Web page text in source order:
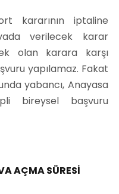
kararının iptaline
verilecek karar
olan karara karşı
yapılamaz. Fakat
yabancı, Anayasa
bireysel başvuru
AÇMA SÜRESİ